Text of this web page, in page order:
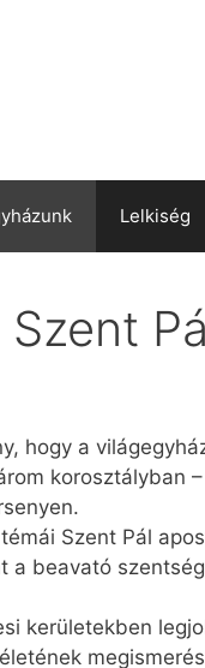
Lelkiség
hogy a
korosztályban
Szent Pál
a beavató
kerületekben